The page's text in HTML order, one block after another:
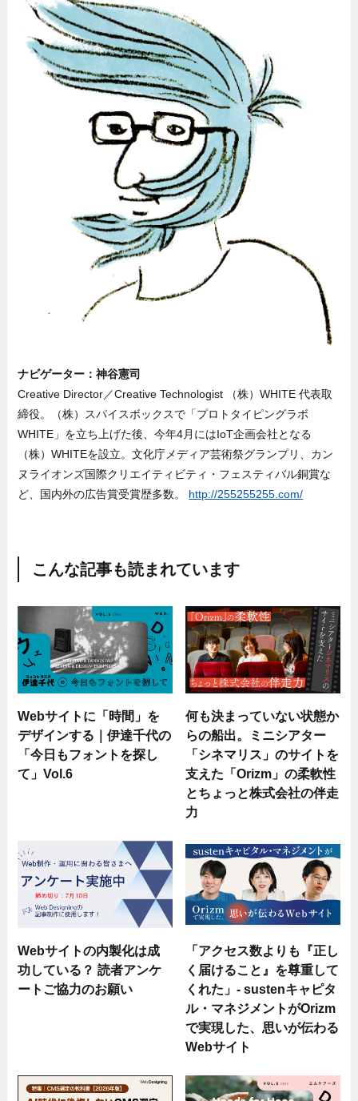
ナビゲーター：神谷憲司
Creative Director／Creative Technologist （株）WHITE 代表取
締役。（株）スパイスボックスで「プロトタイピングラボ
WHITE」を立ち上げた後、今年4月にはIoT企画会社となる
（株）WHITEを設立。文化庁メディア芸術祭グランプリ、カン
ヌライオンズ国際クリエイティビティ・フェスティバル銅賞な
ど、国内外の広告賞受賞歴多数。 http://255255255.com/
こんな記事も読まれています
Webサイトに「時間」を
デザインする｜伊達千代の
「今日もフォントを探し
て」Vol.6
何も決まっていない状態か
らの船出。ミニシアター
「シネマリス」のサイトを
支えた「Orizm」の柔軟性
とちょっと株式会社の伴走
力
Webサイトの内製化は成
功している？ 読者アンケ
ートご協力のお願い
「アクセス数よりも『正し
く届けること』を尊重して
くれた」- sustenキャピタ
ル・マネジメントがOrizm
で実現した、思いが伝わる
Webサイト